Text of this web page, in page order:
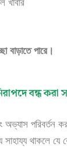
খাবার
বাড়াতে পারে।
বন্ধ করা
পরিবর্তন
সাহায্য থাকলে